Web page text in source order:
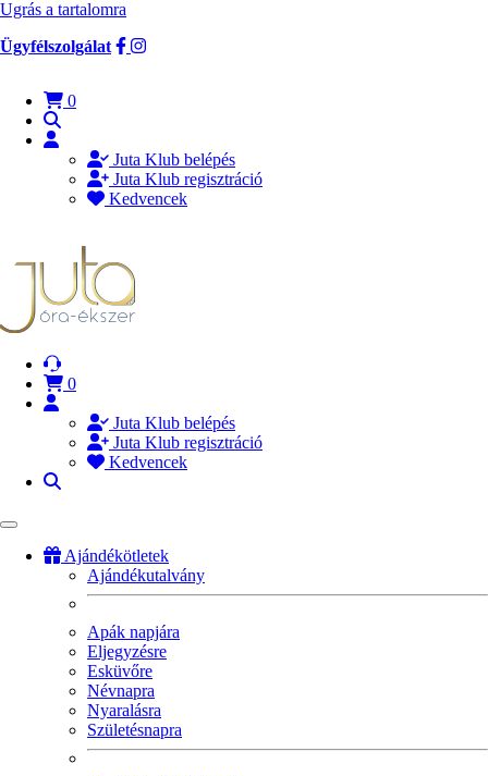
Ugrás a tartalomra
Ügyfélszolgálat
0
Juta Klub belépés
Juta Klub regisztráció
Kedvencek
0
Juta Klub belépés
Juta Klub regisztráció
Kedvencek
Ajándékötletek
Ajándékutalvány
Apák napjára
Eljegyzésre
Esküvőre
Névnapra
Nyaralásra
Születésnapra